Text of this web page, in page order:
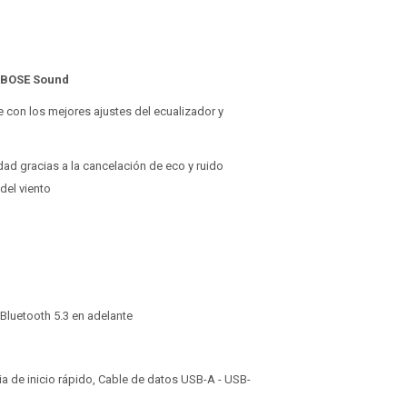
Sound
con los mejores ajustes del ecualizador y
gracias a la cancelación de eco y ruido
viento
5.3 en adelante
de inicio rápido, Cable de datos USB-A - USB-